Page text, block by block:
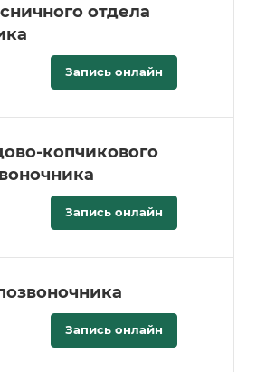
отдела
Запись онлайн
копчикового
Запись онлайн
Запись онлайн